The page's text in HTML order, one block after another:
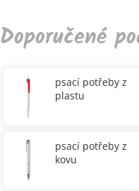
Doporučené
psací potřeby z
plastu
psací potřeby z
kovu